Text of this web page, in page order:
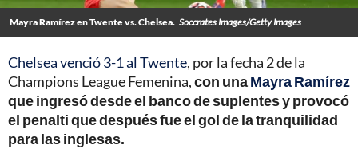
Mayra Ramírez en Twente vs. Chelsea. Soccrates Images/Getty Images
Chelsea venció 3-1 al Twente, por la fecha 2 de la
Champions League Femenina,con unaMayra Ramírez
que ingresó desde el banco de suplentes y provocó
el penalti que después fue el gol de la tranquilidad
para las inglesas.